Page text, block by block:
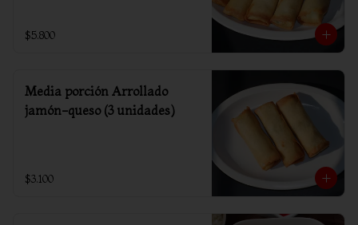
$5.800
Media porción Arrollado
jamón-queso (3 unidades)
$3.100